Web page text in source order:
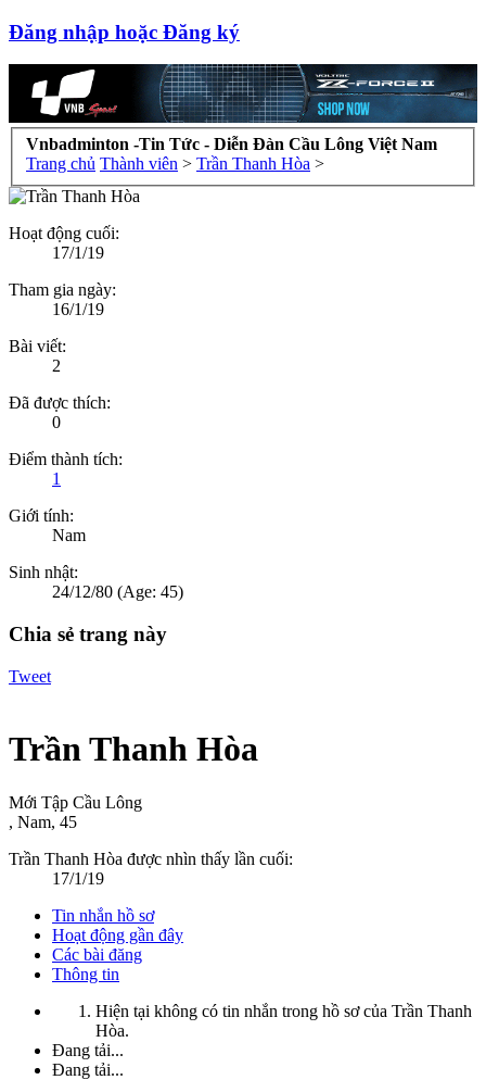
Đăng nhập hoặc Đăng ký
Vnbadminton -Tin Tức - Diễn Đàn Cầu Lông Việt Nam
Trang chủ Thành viên > Trần Thanh Hòa >
Hoạt động cuối:
17/1/19
Tham gia ngày:
16/1/19
Bài viết:
2
Đã được thích:
0
Điểm thành tích:
1
Giới tính:
Nam
Sinh nhật:
24/12/80 (Age: 45)
Chia sẻ trang này
Tweet
Trần Thanh Hòa
Mới Tập Cầu Lông
, Nam, 45
Trần Thanh Hòa được nhìn thấy lần cuối:
17/1/19
Tin nhắn hồ sơ
Hoạt động gần đây
Các bài đăng
Thông tin
Hiện tại không có tin nhắn trong hồ sơ của Trần Thanh
Hòa.
Đang tải...
Đang tải...